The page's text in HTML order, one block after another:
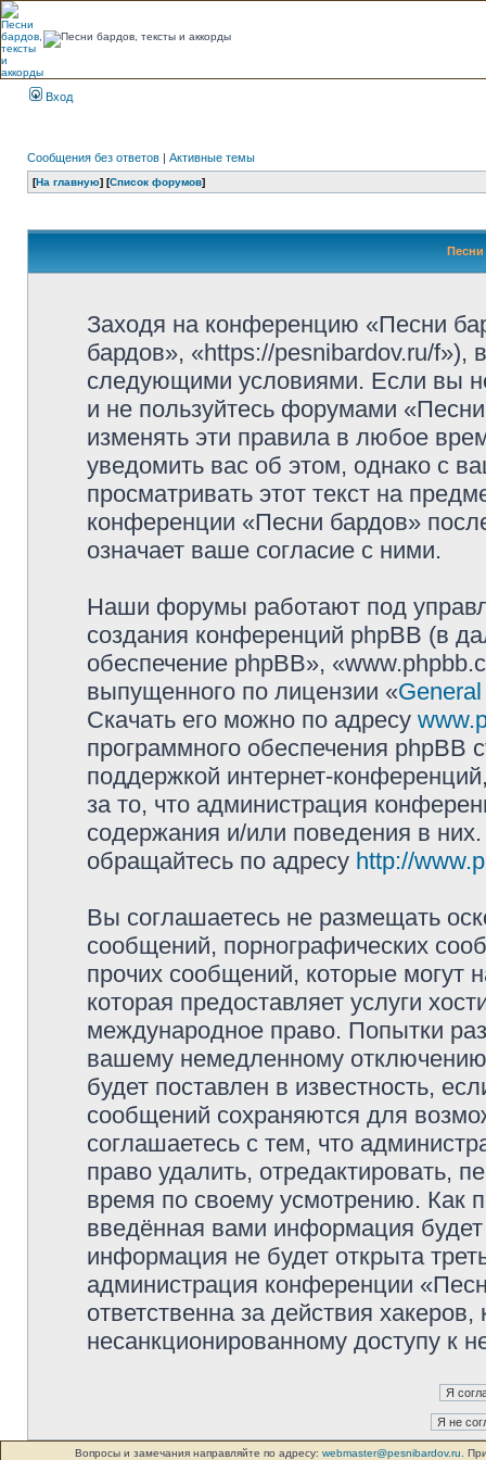
Вход
Сообщения без ответов | Активные темы
[На главную] [Список форумов]
Песни
Заходя на конференцию «Песни
бардов», «https://pesnibardov.ru/f»),
следующими условиями. Если вы
и не пользуйтесь форумами
изменять эти правила в любое
уведомить вас об этом, однако с
просматривать этот текст на
конференции «Песни бардов»
означает ваше согласие с ними.
Наши форумы работают под
создания конференций phpBB (в
обеспечение phpBB»,
выпущенного по лицензии «
Скачать его можно по адресу
программного обеспечения phpBB
поддержкой интернет-
за то, что администрация
содержания и/или поведения в
обращайтесь по адресу http://
Вы соглашаетесь не размещать
сообщений, порнографических
прочих сообщений, которые могут
которая предоставляет услуги
международное право. Попытки
вашему немедленному
будет поставлен в известность,
сообщений сохраняются для
соглашаетесь с тем, что
право удалить, отредактировать,
время по своему усмотрению. Как
введённая вами информация
информация не будет открыта
администрация конференции
ответственна за действия
несанкционированному доступу к
Вопросы и замечания направляйте по адресу: webmaster@pesnibardov.ru .